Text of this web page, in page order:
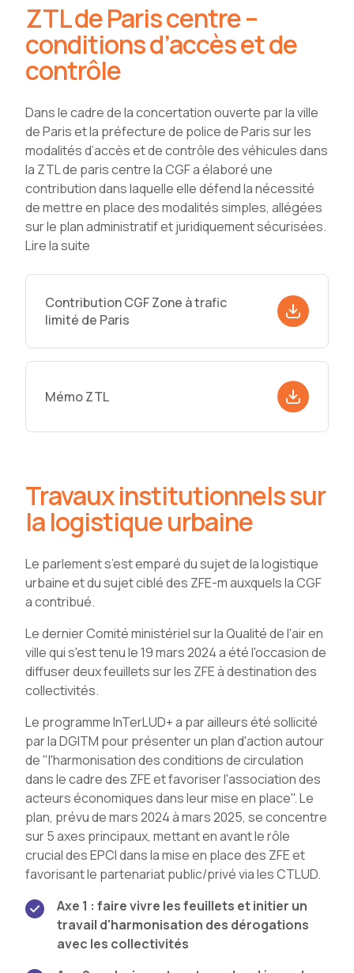
ZTL de Paris centre –
conditions d’accès et de
contrôle
Dans le cadre de la concertation ouverte par la ville
de Paris et la préfecture de police de Paris sur les
modalités d’accès et de contrôle des véhicules dans
la ZTL de paris centre la CGF a élaboré une
contribution dans laquelle elle défend la nécessité
de mettre en place des modalités simples, allégées
sur le plan administratif et juridiquement sécurisées.
Lire la suite
Contribution CGF Zone à trafic
limité de Paris
Mémo ZTL
Travaux institutionnels sur
la logistique urbaine
Le parlement s’est emparé du sujet de la logistique
urbaine et du sujet ciblé des ZFE-m auxquels la CGF
a contribué.
Le dernier Comité ministériel sur la Qualité de l'air en
ville qui s'est tenu le 19 mars 2024 a été l'occasion de
diffuser deux feuillets sur les ZFE à destination des
collectivités.
Le programme InTerLUD+ a par ailleurs été sollicité
par la DGITM pour présenter un plan d'action autour
de "l'harmonisation des conditions de circulation
dans le cadre des ZFE et favoriser l'association des
acteurs économiques dans leur mise en place". Le
plan, prévu de mars 2024 à mars 2025, se concentre
sur 5 axes principaux, mettant en avant le rôle
crucial des EPCI dans la mise en place des ZFE et
favorisant le partenariat public/privé via les CTLUD.
Axe 1 : faire vivre les feuillets et initier un
travail d'harmonisation des dérogations
avec les collectivités